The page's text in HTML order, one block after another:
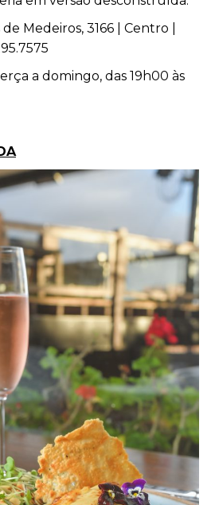
Medeiros, 3166 | Centro |
a domingo, das 19h00 às